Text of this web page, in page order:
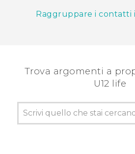
Raggruppare i contatti
Trova argomenti a
U12 life